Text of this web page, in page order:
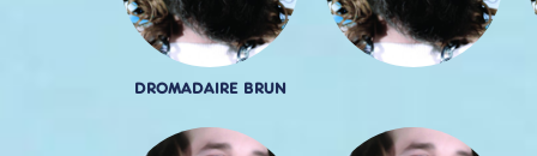
DROMADAIRE BRUN